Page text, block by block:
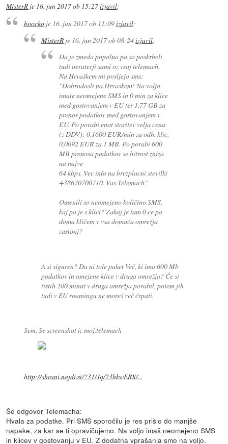
MisterR je 16. jun 2017 ob 15:27izjavil:
boockoje 16. jun 2017 ob 11:09izjavil:
MisterR je 16. jun 2017 ob 08:24izjavil:
Da je zmeda popolna pa so poskrbeli
tudi oeraterji sami oz vsaj telemach.
Na Hrvaškem mi posljejo sms:
"Dobrodosli na Hrvaskem! Na voljo
imate neomejene SMS in 0 min za klice
med gostovanjem v EU ter 1.77 GB za
prenos podatkov med gostovanjem v
EU. Po porabi enot storitev velja cena
(z DDV): 0,1600 EUR/min za odh. klic,
0,0092 EUR za 1 MB. Po porabi 600
MB prenosa podatkov se hitrost zniza
na najve
64 kbps. Vec info na brezplacni stevilki
+38670700710. Vas Telemach"
Omenili so neomejeno količino SMS,
kaj pa je s klici? Zakaj je tam 0 ce pa
doma kličem v vsa domača omrežja
zastonj?
A si siguren? Da ni tole paket Več, ki ima 600 Mb
podatkov in omejene klice v druga omrežja? Če si
tistih 200 minut v druga omrežja porabil, potem jih
tudi v EU roamingu ne moreš več črpati.
Sem. Se screenshot iz moj.telemach
http://shrani.najdi.si/?31/Jq/23hkwERX/...
Še odgovor Telemacha:
Hvala za podatke. Pri SMS sporočilu je res prišlo do manjše
napake, za kar se ti opravičujemo. Na voljo imaš neomejeno SMS
in klicev v gostovanju v EU. Z dodatna vprašanja smo na voljo.